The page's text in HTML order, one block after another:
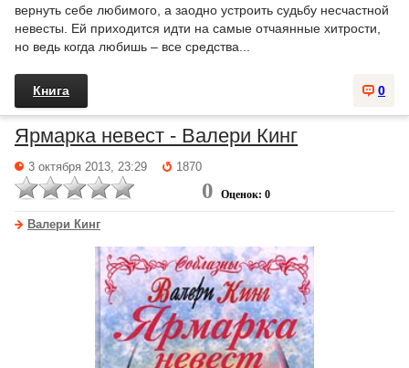
вернуть себе любимого, а заодно устроить судьбу несчастной
невесты. Ей приходится идти на самые отчаянные хитрости,
но ведь когда любишь – все средства...
0
Книга
Ярмарка невест - Валери Кинг
3 октября 2013, 23:29 1870
0 Оценок: 0
Валери Кинг